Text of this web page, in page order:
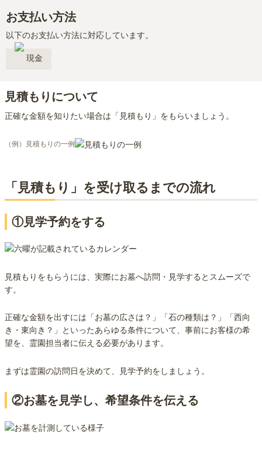
お支払い方法
以下のお支払い方法に対応しています。
現金
見積もりについて
正確な金額を知りたい場合は「見積もり」をもらいましょう。
（例）見積もりの一例
「見積もり」を受け取るまでの流れ
①見学予約をする
見積もりをもらうには、実際にお墓へ訪問・見学するとスムーズで
す。
正確な金額を出すには「お墓の広さは？」「石の種類は？」「西向
き・東向き？」といったあらゆる条件について、事前にお客様の希
望を、霊園担当者に伝える必要があります。
まずは霊園の訪問日を決めて、見学予約をしましょう。
②お墓を見学し、希望条件を伝える